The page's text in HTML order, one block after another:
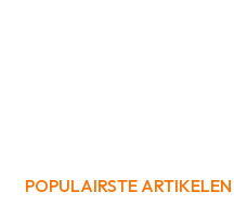
POPULAIRSTE ARTIKELEN